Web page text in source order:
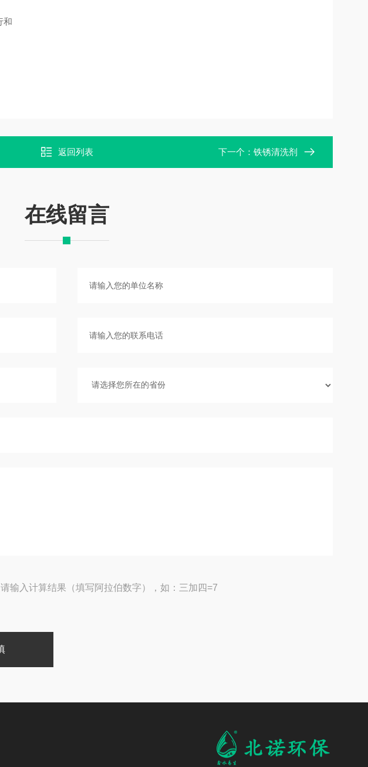
和
返回列表 下一个： 铁锈清洗剂
在线留言
请输入计算结果（填写阿拉伯数字），如：三加四=7